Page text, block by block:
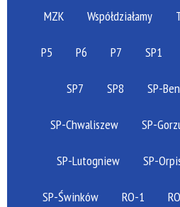
MZK Współdziałamy
P5 P6 P7 SP1
SP7 SP8 SP-
SP-Chwaliszew SP-
SP-Lutogniew SP-
SP-Świnków RO-1